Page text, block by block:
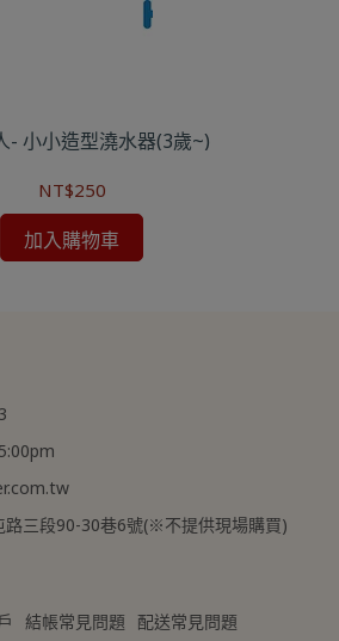
麵包超人- 小小造型澆水器(3歲~)
NT$250
加入購物車
三段90-30巷6號(※不提供現場購買)
結帳常見問題 配送常見問題